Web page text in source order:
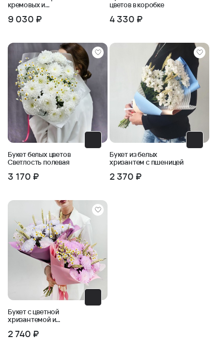
кремовых и
пшеницей
9 030 ₽
цветов в коробке
4 330 ₽
Букет белых цветов
Светлость полевая
3 170 ₽
Букет из белых
хризантем с пшеницей
2 370 ₽
Букет с цветной
хризантемой и
2 740 ₽